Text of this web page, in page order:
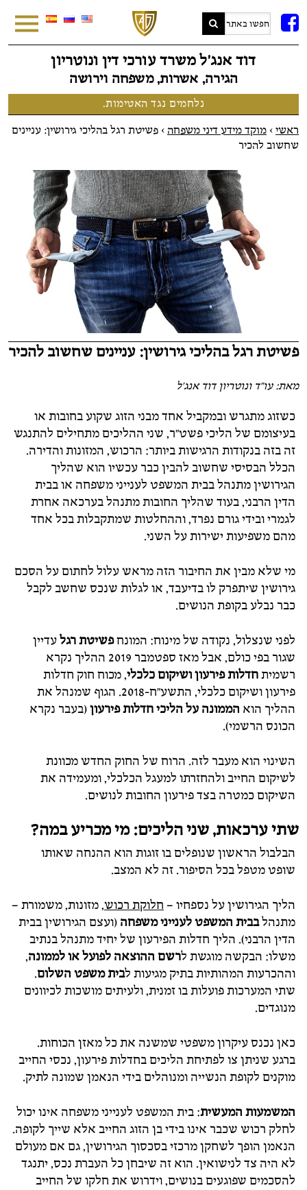
FB
דוד אנג׳ל משרד עורכי דין ונוטריון
הגירה, אשרות, משפחה וירושה
נלחמים נגד האטימות.
ראשי > מוקד מידע דיני משפחה > פשיטת רגל בהליכי גירושין: עניינים
שחשוב להכיר
פשיטת רגל בהליכי גירושין: עניינים שחשוב להכיר
מאת: עו"ד ונוטריון דוד אנג'ל
כשזוג מתגרש ובמקביל אחד מבני הזוג שקוע בחובות או
בעיצומם של הליכי פשט"ר, שני ההליכים מתחילים להתנגש
זה בזה בנקודות הרגישות ביותר: הרכוש, המזונות והדירה.
הכלל הבסיסי שחשוב להבין כבר עכשיו הוא שהליך
הגירושין מתנהל בבית המשפט לענייני משפחה או בבית
הדין הרבני, בעוד שהליך החובות מתנהל בערכאה אחרת
לגמרי ובידי גורם נפרד, וההחלטות שמתקבלות בכל אחד
מהם משפיעות ישירות על השני.
מי שלא מבין את החיבור הזה מראש עלול לחתום על הסכם
גירושין שיתפרק לו בדיעבד, או לגלות שנכס שחשב לקבל
כבר נבלע בקופת הנושים.
לפני שנצלול, נקודה של מינוח: המונחפשיטת רגלעדיין
שגור בפי כולם, אבל מאז ספטמבר 2019 ההליך נקרא
רשמיתחדלות פירעון ושיקום כלכלי, מכוח חוק חדלות
פירעון ושיקום כלכלי, התשע"ח-2018. הגוף שמנהל את
ההליך הוא הממונה על הליכי חדלות פירעון(בעבר נקרא
הכונס הרשמי).
השינוי הוא מעבר לזה. הרוח של החוק החדש מכוונת
לשיקום החייב ולהחזרתו למעגל הכלכלי, ומעמידה את
השיקום כמטרה בצד פירעון החובות לנושים.
שתי ערכאות, שני הליכים: מי מכריע במה?
הבלבול הראשון שנופלים בו זוגות הוא ההנחה שאותו
שופט מטפל בכל הסיפור. זה לא המצב.
הליך הגירושין על נספחיו – חלוקת רכוש, מזונות, משמורת –
מתנהלבבית המשפט לענייני משפחה (ועצם הגירושין בבית
הדין הרבני). הליך חדלות הפירעון של יחיד מתנהל בנתיב
משלו: הבקשה מוגשת לרשם ההוצאה לפועל או לממונה,
וההכרעות המהותיות בתיק מגיעות לבית משפט השלום.
שתי המערכות פועלות בו זמנית, ולעיתים מושכות לכיוונים
מנוגדים.
כאן נכנס עיקרון משפטי שמשנה את כל מאזן הכוחות.
ברגע שניתן צו לפתיחת הליכים בחדלות פירעון, נכסי החייב
מוקנים לקופת הנשייה ומנוהלים בידי הנאמן שמונה לתיק.
המשמעות המעשית: בית המשפט לענייני משפחה אינו יכול
לחלק רכוש שכבר אינו בידי בן הזוג החייב אלא שייך לקופה.
הנאמן הופך לשחקן מרכזי בסכסוך הגירושין, גם אם מעולם
לא היה צד לנישואין. הוא זה שיבחן כל העברת נכס, יתנגד
להסכמים שפוגעים בנושים, וידרוש את חלקו של החייב